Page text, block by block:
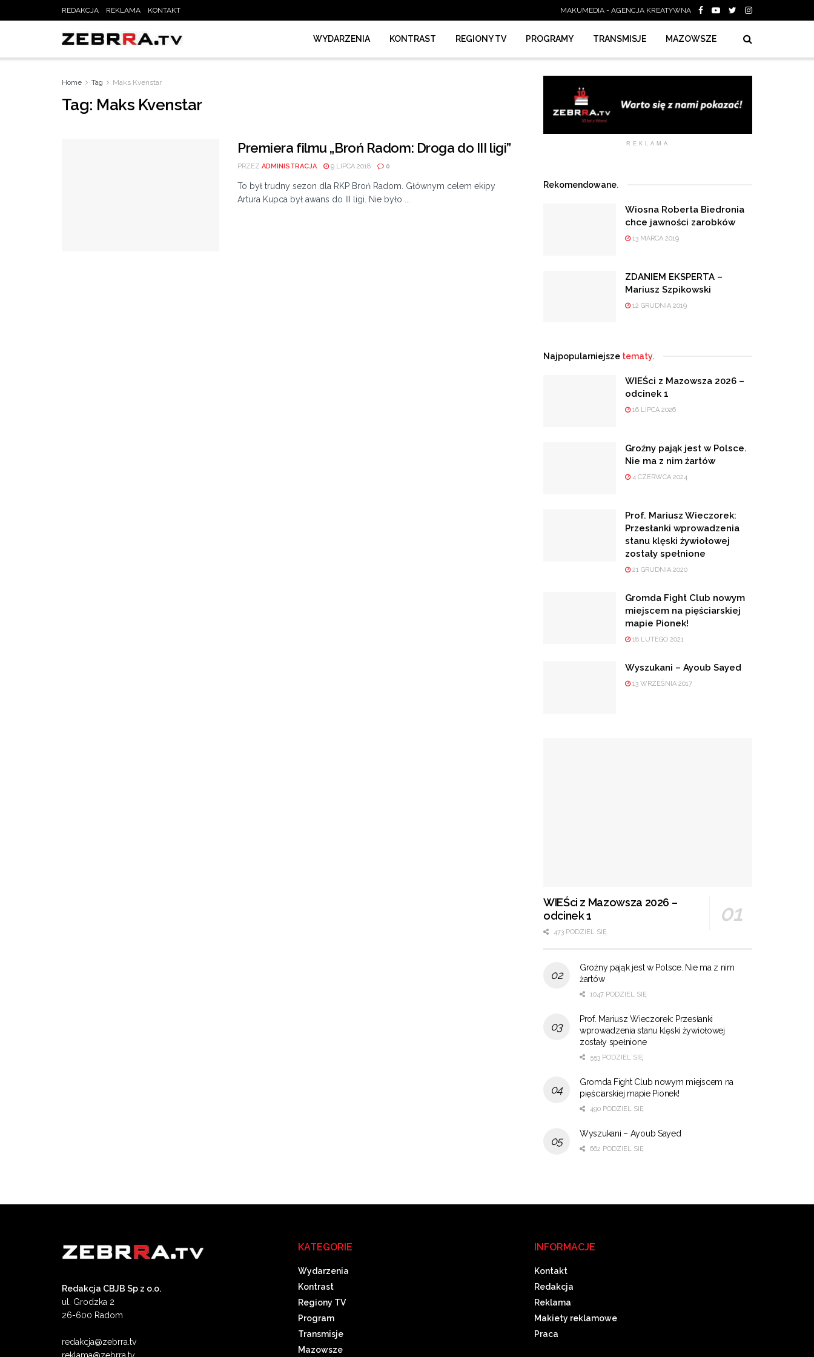
REDAKCJA REKLAMA KONTAKT MAKUMEDIA - AGENCJA KREATYWNA
WYDARZENIA KONTRAST REGIONY TV PROGRAMY TRANSMISJE MAZOWSZE
Home Tag Maks Kvenstar
Tag: Maks Kvenstar
Premiera filmu „Broń Radom: Droga do III ligi”
PRZEZ ADMINISTRACJA 9 LIPCA 2018 0
To był trudny sezon dla RKP Broń Radom. Głównym celem ekipy
Artura Kupca był awans do III ligi. Nie było ...
REKLAMA
Rekomendowane.
Wiosna Roberta Biedronia
chce jawności zarobków
13 MARCA 2019
ZDANIEM EKSPERTA –
Mariusz Szpikowski
12 GRUDNIA 2019
Najpopularniejsze tematy.
WIEŚci z Mazowsza 2026 –
odcinek 1
16 LIPCA 2026
Groźny pająk jest w Polsce.
Nie ma z nim żartów
4 CZERWCA 2024
Prof. Mariusz Wieczorek:
Przesłanki wprowadzenia
stanu klęski żywiołowej
zostały spełnione
21 GRUDNIA 2020
Gromda Fight Club nowym
miejscem na pięściarskiej
mapie Pionek!
18 LUTEGO 2021
Wyszukani – Ayoub Sayed
13 WRZEŚNIA 2017
WIEŚci z Mazowsza 2026 –
odcinek 1
473 PODZIEL SIĘ
Groźny pająk jest w Polsce. Nie ma z nim
żartów
1047 PODZIEL SIĘ
Prof. Mariusz Wieczorek: Przesłanki
wprowadzenia stanu klęski żywiołowej
zostały spełnione
553 PODZIEL SIĘ
Gromda Fight Club nowym miejscem na
pięściarskiej mapie Pionek!
490 PODZIEL SIĘ
Wyszukani – Ayoub Sayed
662 PODZIEL SIĘ
Redakcja CBJB Sp z o.o.
ul. Grodzka 2
26-600 Radom
redakcja@zebrra.tv
KATEGORIE
Wydarzenia
Kontrast
Regiony TV
Program
Transmisje
Mazowsze
INFORMACJE
Kontakt
Redakcja
Reklama
Makiety reklamowe
Praca